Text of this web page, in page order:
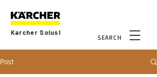
SEARCH
Karcher Solusi
Post